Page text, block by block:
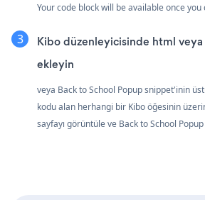
Your code block will be available once
Kibo düzenleyicisinde html
ekleyin
veya Back to School Popup snippet'inin
kodu alan herhangi bir Kibo öğesinin
sayfayı görüntüle ve Back to School